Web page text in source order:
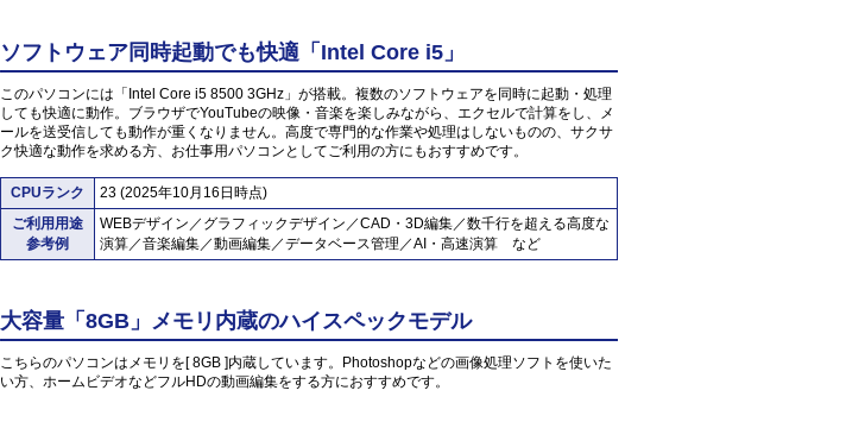
ソフトウェア同時起動でも快適「Intel Core i5」
このパソコンには「Intel Core i5 8500 3GHz」が搭載。複数のソフトウェアを同時に起動・処理
しても快適に動作。ブラウザでYouTubeの映像・音楽を楽しみながら、エクセルで計算をし、メ
ールを送受信しても動作が重くなりません。高度で専門的な作業や処理はしないものの、サクサ
ク快適な動作を求める方、お仕事用パソコンとしてご利用の方にもおすすめです。
CPUランク
23 (2025年10月16日時点)
ご利用用途
参考例
WEBデザイン／グラフィックデザイン／CAD・3D編集／数千行を超える高度な
演算／音楽編集／動画編集／データベース管理／AI・高速演算 など
大容量「8GB」メモリ内蔵のハイスペックモデル
こちらのパソコンはメモリを[ 8GB ]内蔵しています。Photoshopなどの画像処理ソフトを使いた
い方、ホームビデオなどフルHDの動画編集をする方におすすめです。